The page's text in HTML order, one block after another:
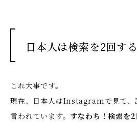
日本人は検索を2回する
これ大事です。
現在、日本人はInstagramで見て、
言われています。 すなわち！検索を2